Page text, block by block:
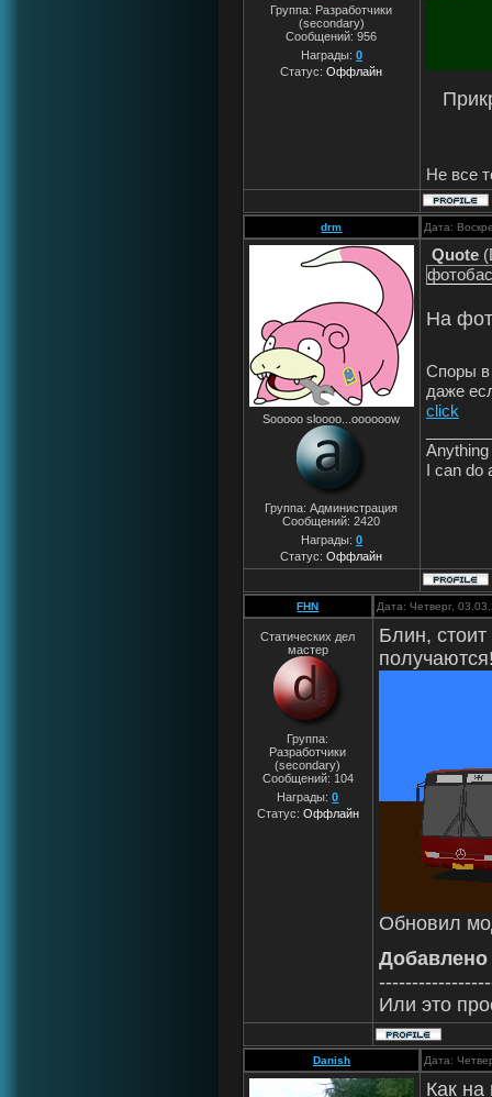
Группа: Разработчики
(secondary)
Сообщений:956
Награды: 0
Статус:Оффлайн
Не все
drm Дата:
Sooooo sloooo...oooooow
Группа: Администрация
Сообщений:2420
Награды: 0
Статус:Оффлайн
Quote (
На
Споры в
даже
click
I can do
FHN Дата: Четверг,
Статических дел
мастер
Группа:
Разработчики
(secondary)
Сообщений: 104
Награды:0
Статус: Оффлайн
Блин, стоит
Обновил
Добавлено
Или это
Danish Дата:
Как